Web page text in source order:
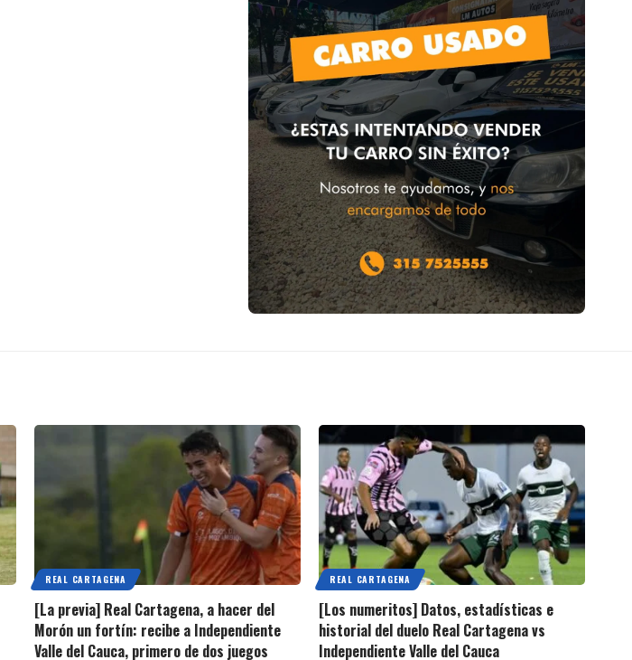
REAL CARTAGENA
[La previa] Real Cartagena, a hacer del
Morón un fortín: recibe a Independiente
Valle del Cauca, primero de dos juegos
REAL CARTAGENA
[Los numeritos] Datos, estadísticas e
historial del duelo Real Cartagena vs
Independiente Valle del Cauca